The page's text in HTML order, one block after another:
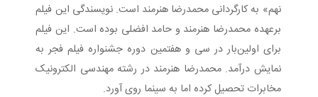
نهم» به کارگردانی محمدرضا هنرمند است. نویسندگی این فیلم
برعهده محمدرضا هنرمند و حامد افضلی بوده است. این فیلم
برای اولین‌بار در سی و هفتمین دوره جشنواره فیلم فجر به
نمایش درآمد. محمدرضا هنرمند در رشته مهندسی الکترونیک
مخابرات تحصیل کرده اما به سینما روی آورد.